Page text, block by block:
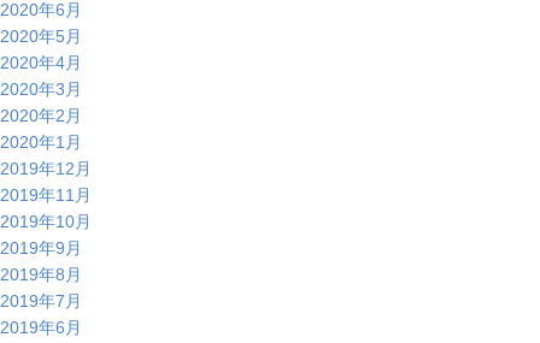
2020年6月
2020年5月
2020年4月
2020年3月
2020年2月
2020年1月
2019年12月
2019年11月
2019年10月
2019年9月
2019年8月
2019年7月
2019年6月